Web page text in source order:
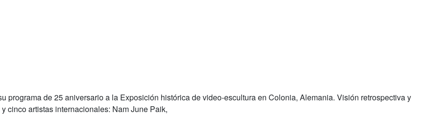
programa de 25 aniversario a la Exposición histórica de video-escultura en Colonia, Alemania. Visión retrospectiva y
cinco artistas internacionales: Nam June Paik,